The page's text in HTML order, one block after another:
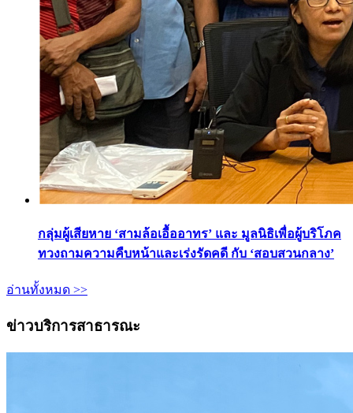
กลุ่มผู้เสียหาย ‘สามล้อเอื้ออาทร’ และ มูลนิธิเพื่อผู้บริโภค
ทวงถามความคืบหน้าและเร่งรัดคดี กับ ‘สอบสวนกลาง’
อ่านทั้งหมด >>
ข่าวบริการสาธารณะ